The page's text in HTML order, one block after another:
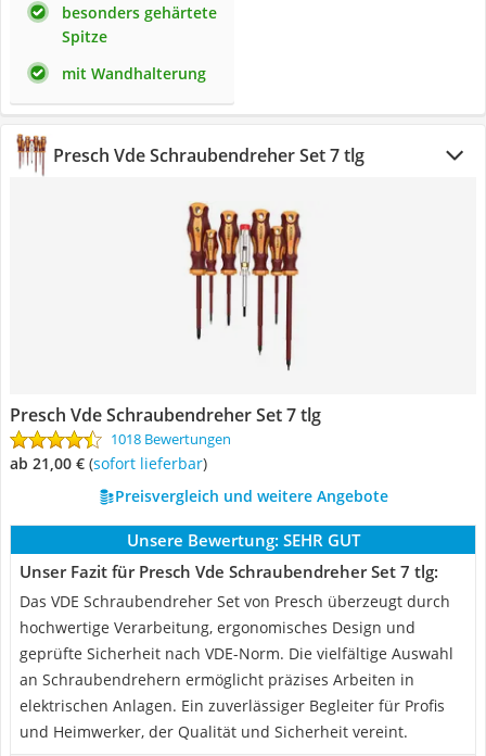
besonders gehärtete
Spitze
mit Wandhalterung
Presch Vde Schraubendreher Set 7 tlg
Presch Vde Schraubendreher Set 7 tlg
1018 Bewertungen
ab 21,00 € ( Sofort lieferbar)
Preisvergleich und weitere Angebote
Unsere Bewertung: SEHR GUT
Unser Fazit für Presch Vde Schraubendreher Set 7 tlg:
Das VDE Schraubendreher Set von Presch überzeugt durch
hochwertige Verarbeitung, ergonomisches Design und
geprüfte Sicherheit nach VDE-Norm. Die vielfältige Auswahl
an Schraubendrehern ermöglicht präzises Arbeiten in
elektrischen Anlagen. Ein zuverlässiger Begleiter für Profis
und Heimwerker, der Qualität und Sicherheit vereint.